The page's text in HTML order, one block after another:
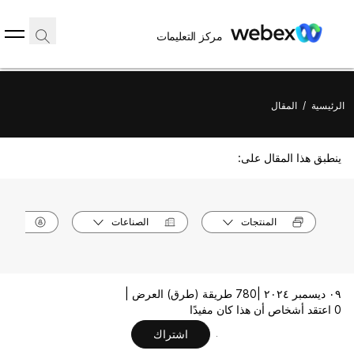
مركز التعليمات
الرئيسية / المقال
ينطبق هذا المقال على:
المنتجات الصناعات
٠٩ ديسمبر ٢٠٢٤ |
780 طريقة (طرق) العرض |
0 اعتقد أشخاص أن هذا كان مفيدًا
اشتراك